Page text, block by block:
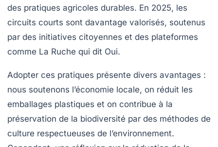
des pratiques agricoles durables. En 2025, les
circuits courts sont davantage valorisés, soutenus
par des initiatives citoyennes et des plateformes
comme La Ruche qui dit Oui.
Adopter ces pratiques présente divers avantages :
nous soutenons l’économie locale, on réduit les
emballages plastiques et on contribue à la
préservation de la biodiversité par des méthodes de
culture respectueuses de l’environnement.